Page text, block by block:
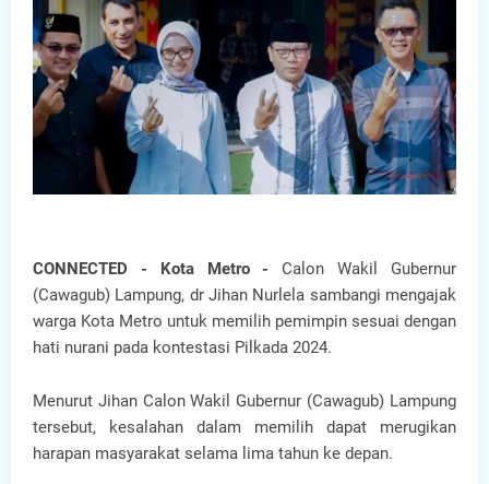
CONNECTED - Kota Metro - Calon Wakil Gubernur
(Cawagub) Lampung, dr Jihan Nurlela sambangi mengajak
warga Kota Metro untuk memilih pemimpin sesuai dengan
hati nurani pada kontestasi Pilkada 2024.
Menurut Jihan Calon Wakil Gubernur (Cawagub) Lampung
tersebut, kesalahan dalam memilih dapat merugikan
harapan masyarakat selama lima tahun ke depan.